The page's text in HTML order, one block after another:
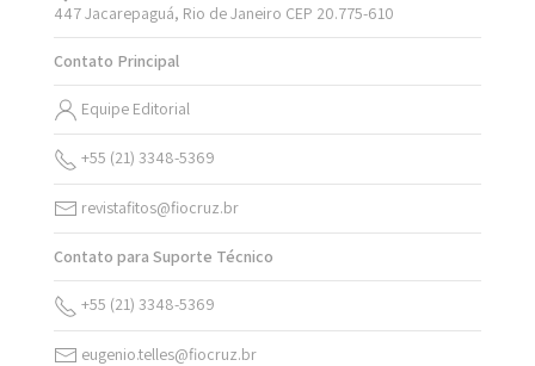
447 Jacarepaguá, Rio de Janeiro CEP 20.775-610
Contato Principal
Equipe Editorial
+55 (21) 3348-5369
revistafitos@fiocruz.br
Contato para Suporte Técnico
+55 (21) 3348-5369
eugenio.telles@fiocruz.br